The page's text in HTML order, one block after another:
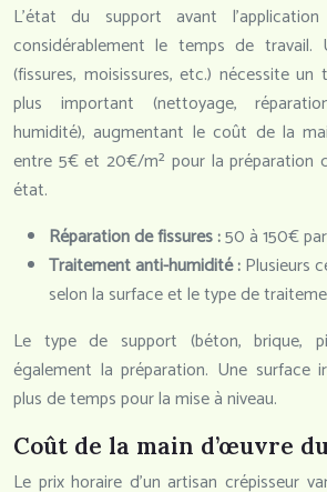
L’état du support avant
considérablement le temps de travail.
(fissures, moisissures, etc.) nécessite
plus important (nettoyage,
humidité), augmentant le coût de la
entre 5€ et 20€/m² pour la préparation
état.
Réparation de fissures :50 à 150€
Traitement anti-humidité :Plusieurs
selon la surface et le type de
Le type de support (béton, brique,
également la préparation. Une surface
plus de temps pour la mise à niveau.
Coût de la main d’œuvre
Le prix horaire d’un artisan crépisseur